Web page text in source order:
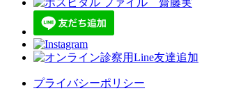
プライバシーポリシー